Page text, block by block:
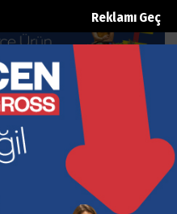
Reklamı Geç
ahlakı